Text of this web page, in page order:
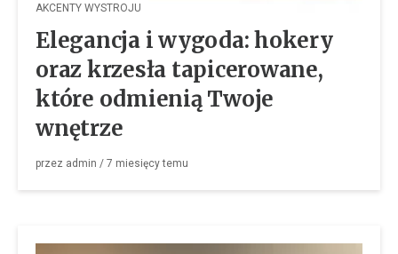
AKCENTY WYSTROJU
Elegancja i wygoda: hokery
oraz krzesła tapicerowane,
które odmienią Twoje
wnętrze
przez admin / 7 miesięcytemu